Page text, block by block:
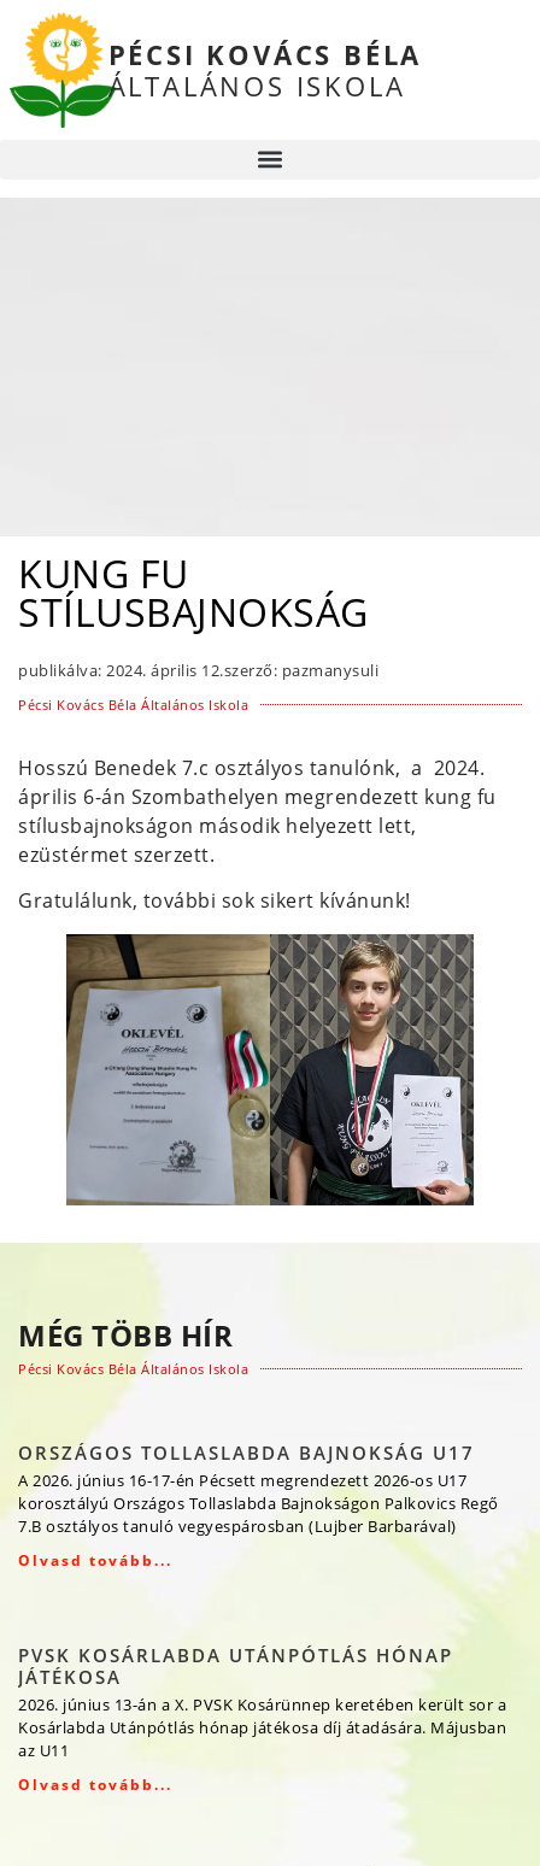
PÉCSI KOVÁCS BÉLA
ÁLTALÁNOS ISKOLA
KUNG FU
STÍLUSBAJNOKSÁG
publikálva: 2024. április 12.szerző: pazmanysuli
Pécsi Kovács Béla Általános Iskola
Hosszú Benedek 7.c osztályos tanulónk, a 2024.
április 6-án Szombathelyen megrendezett kung fu
stílusbajnokságon második helyezett lett,
ezüstérmet szerzett.
Gratulálunk, további sok sikert kívánunk!
MÉG TÖBB HÍR
Pécsi Kovács Béla Általános Iskola
ORSZÁGOS TOLLASLABDA BAJNOKSÁG U17
A 2026. június 16-17-én Pécsett megrendezett 2026-os U17
korosztályú Országos Tollaslabda Bajnokságon Palkovics Regő
7.B osztályos tanuló vegyespárosban (Lujber Barbarával)
Olvasd tovább...
PVSK KOSÁRLABDA UTÁNPÓTLÁS HÓNAP
JÁTÉKOSA
2026. június 13-án a X. PVSK Kosárünnep keretében került sor a
Kosárlabda Utánpótlás hónap játékosa díj átadására. Májusban
az U11
Olvasd tovább...